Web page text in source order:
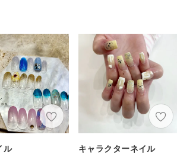
ル
キャラクターネイル